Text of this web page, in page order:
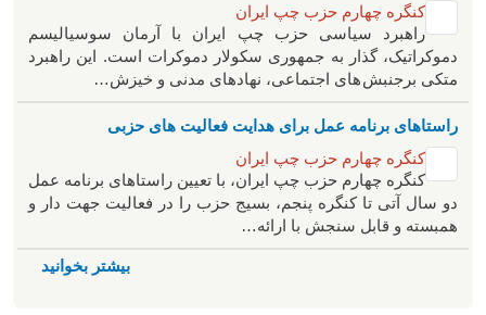
کنگره چهارم حزب چپ ایران
راهبرد سياسی حزب چپ ایران با آرمان سوسیالیسم
دموکراتیک، گذار به جمهوری سکولار دموکرات است. این راهبرد
متکی برجنبش های اجتماعی، نهادهای مدنی و خیزش‌…
راستاهای برنامه عمل برای هدایت فعالیت های حزبی
کنگره چهارم حزب چپ ایران
کنگره چهارم حزب چپ ایران، با تعیین راستاهای برنامه عمل
دو سال آتی تا کنگره پنجم، بسیج حزب را در فعالیت جهت دار و
همبسته و قابل سنجش با ارائه…
بیشتر بخوانید